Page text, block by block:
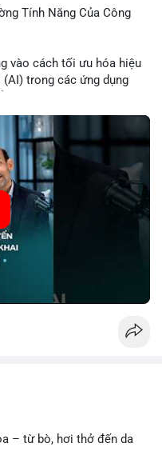
Tính Năng Của Công
vào cách tối ưu hóa hiệu
trong các ứng dụng
hóa quy trình trong lĩnh
mạnh vai trò của AI
tốc độ xử lý, và hỗ trợ quyết
biệt quan trọng trong thời
crypto, nơi tính chính xác
– từ bò, hơi thở đến da